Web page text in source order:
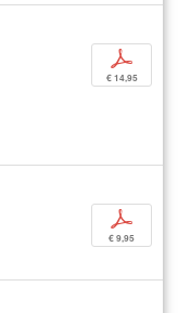
p
€ 14,95
p
€ 9,95